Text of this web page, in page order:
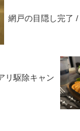
網戸の目隠し完了
リ駆除キャン